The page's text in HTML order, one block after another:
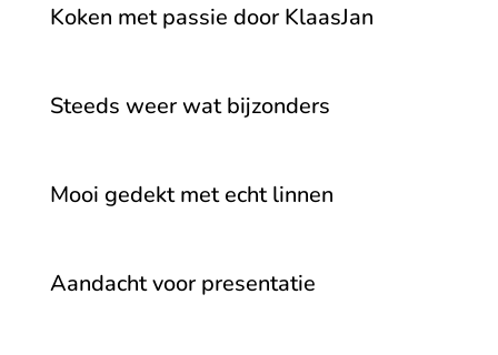
Koken met passie door KlaasJan
Steeds weer wat bijzonders
Mooi gedekt met echt linnen
Aandacht voor presentatie